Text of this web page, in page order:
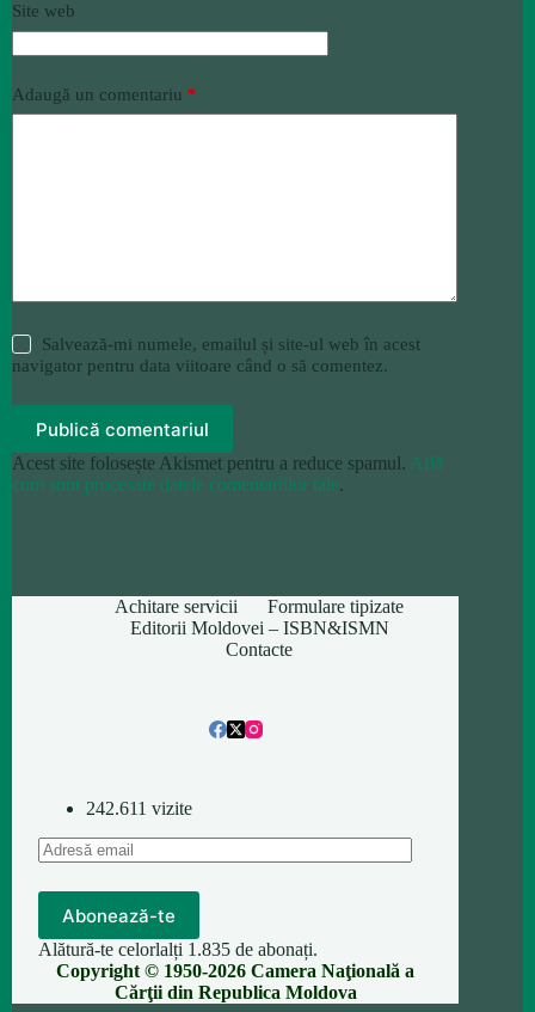
Site web
Adaugă un comentariu *
Salvează-mi numele, emailul și site-ul web în acest
navigator pentru data viitoare când o să comentez.
Publică comentariul
Acest site folosește Akismet pentru a reduce spamul. Află
cum sunt procesate datele comentariilor tale.
Achitare servicii
Formulare tipizate
Editorii Moldovei – ISBN&ISMN
Contacte
242.611 vizite
Adresă
email
Abonează-te
Alătură-te celorlalți 1.835 de abonați.
Copyright © 1950-2026 Camera Naţională a
Cărţii din Republica Moldova